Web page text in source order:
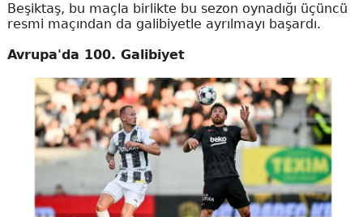
Beşiktaş, bu maçla birlikte bu sezon oynadığı üçüncü
resmi maçından da galibiyetle ayrılmayı başardı.
Avrupa'da 100. Galibiyet